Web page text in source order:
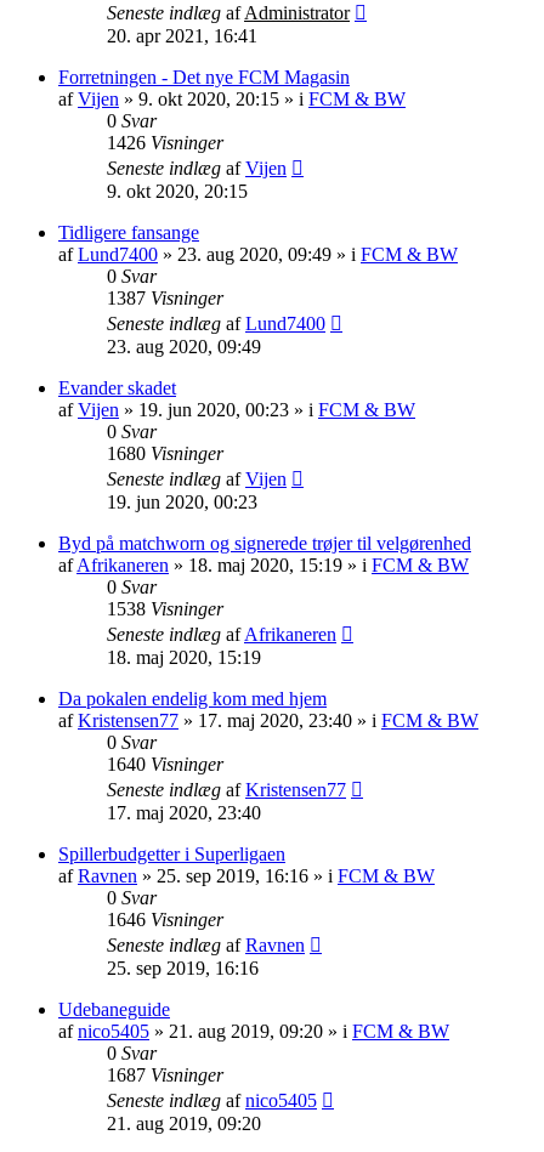
Seneste indlæg afAdministrator
20. apr 2021, 16:41
Forretningen - Det nye FCM Magasin
afVijen » 9. okt 2020, 20:15 » i FCM & BW
0 Svar
1426 Visninger
Seneste indlæg afVijen
9. okt 2020, 20:15
Tidligere fansange
afLund7400 » 23. aug 2020, 09:49 » i FCM & BW
0 Svar
1387 Visninger
Seneste indlæg afLund7400
23. aug 2020, 09:49
Evander skadet
afVijen » 19. jun 2020, 00:23 » i FCM & BW
0 Svar
1680 Visninger
Seneste indlæg afVijen
19. jun 2020, 00:23
Byd på matchworn og signerede trøjer til velgørenhed
afAfrikaneren » 18. maj 2020, 15:19 » i FCM & BW
0 Svar
1538 Visninger
Seneste indlæg afAfrikaneren
18. maj 2020, 15:19
Da pokalen endelig kom med hjem
afKristensen77 » 17. maj 2020, 23:40 » i FCM & BW
0 Svar
1640 Visninger
Seneste indlæg afKristensen77
17. maj 2020, 23:40
Spillerbudgetter i Superligaen
afRavnen » 25. sep 2019, 16:16 » i FCM & BW
0 Svar
1646 Visninger
Seneste indlæg afRavnen
25. sep 2019, 16:16
Udebaneguide
afnico5405 » 21. aug 2019, 09:20 » i FCM & BW
0 Svar
1687 Visninger
Seneste indlæg afnico5405
21. aug 2019, 09:20